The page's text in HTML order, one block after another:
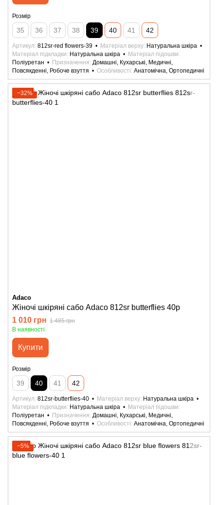
Розмір
35 36 37 38 39 40 41 42
Артикул 812sr-red flowers-39 Матеріал верху Натуральна шкіра
Матеріал підкладки
Натуральна шкіра
Матеріал підошви
Поліуретан
Призначення Домашні, Кухарські, Медичні,
Повсякденні, Робоче взуття
Особливості Анатомічна, Ортопедичні
−32%
Adaco
Жіночі шкіряні сабо Adaco 812sr butterflies 40р
1 010 грн 1 485 грн
В наявності
Купити
Розмір
39 40 41 42
Артикул 812sr-butterflies-40 Матеріал верху Натуральна шкіра
Матеріал підкладки
Натуральна шкіра
Матеріал підошви
Поліуретан
Призначення Домашні, Кухарські, Медичні,
Повсякденні, Робоче взуття
Особливості Анатомічна, Ортопедичні
−5%